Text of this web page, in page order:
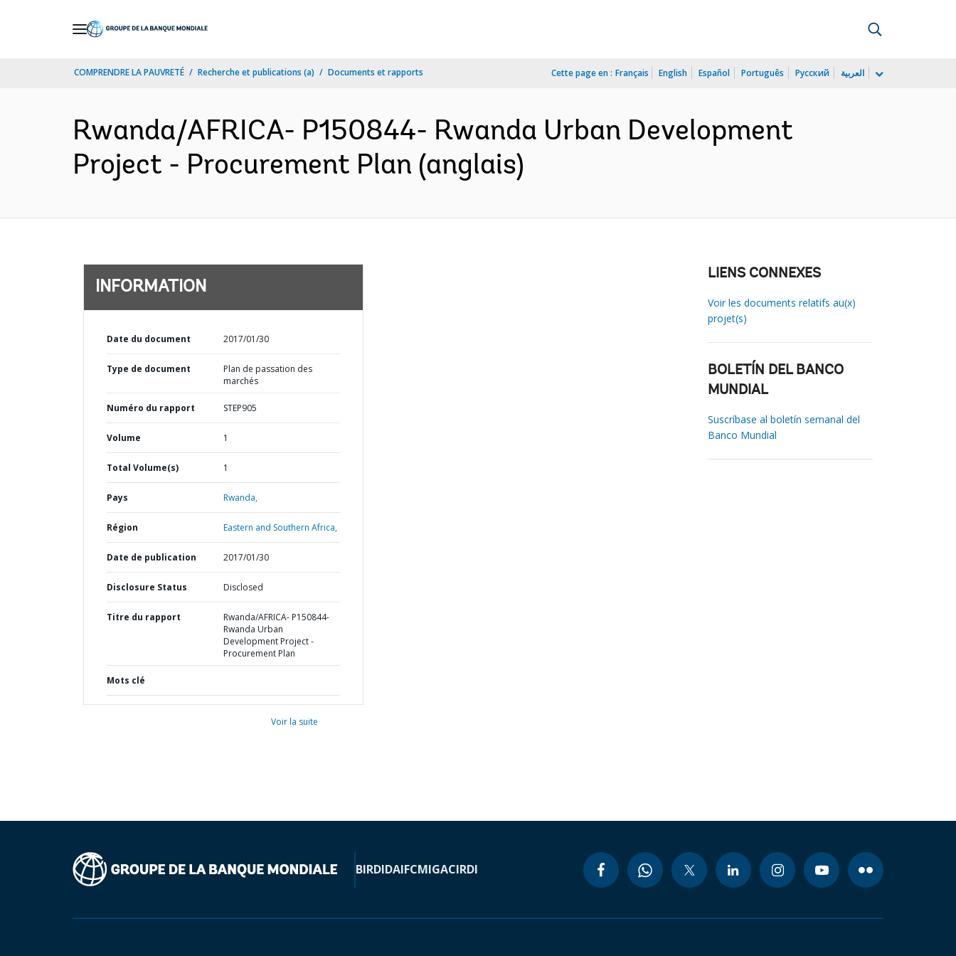
COMPRENDRE LA PAUVRETÉ Recherche et publications (a) Documents et rapports Cette page en : Français English Español Português Русский العربية
Rwanda/AFRICA- P150844- Rwanda Urban Development
Project - Procurement Plan (anglais)
INFORMATION
Date du document 2017/01/30
Type de document
Plan de passation des
marchés
Numéro du rapport STEP905
Volume 1
Total Volume(s) 1
Pays Rwanda,
Région Eastern and Southern Africa,
Date de publication 2017/01/30
Disclosure Status Disclosed
Titre du rapport
Rwanda/AFRICA- P150844-
Rwanda Urban
Development Project -
Procurement Plan
Mots clé
Voir la suite
LIENS CONNEXES
Voir les documents relatifs au(x)
projet(s)
BOLETÍN DEL BANCO
MUNDIAL
Suscríbase al boletín semanal del
Banco Mundial
BIRDIDAIFCMIGACIRDI